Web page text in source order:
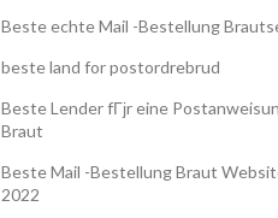
Beste echte Mail -Bestellung
beste land for postordrebrud
Beste Lender fГјr eine
Braut
Beste Mail -Bestellung Braut
2022